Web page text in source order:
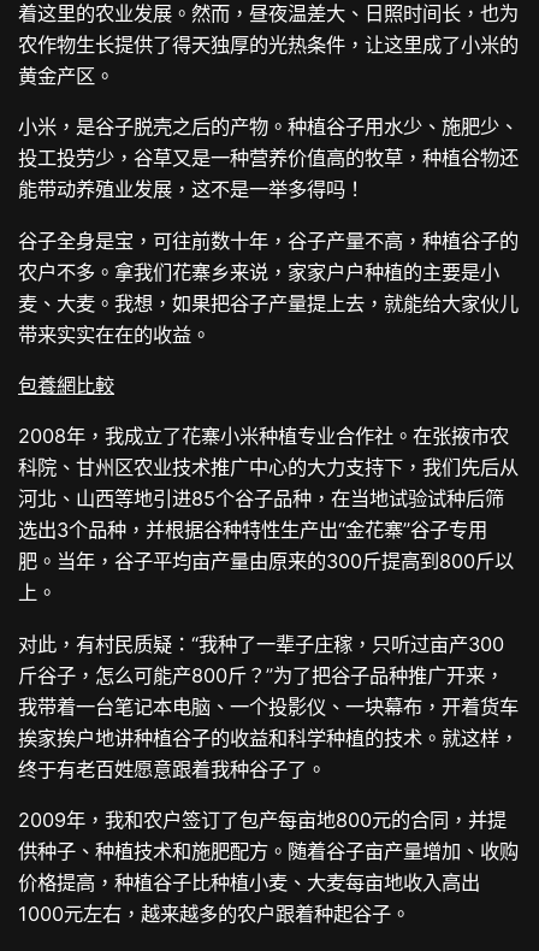
着这里的农业发展。然而，昼夜温差大、日照时间长，也为
农作物生长提供了得天独厚的光热条件，让这里成了小米的
黄金产区。
小米，是谷子脱壳之后的产物。种植谷子用水少、施肥少、
投工投劳少，谷草又是一种营养价值高的牧草，种植谷物还
能带动养殖业发展，这不是一举多得吗！
谷子全身是宝，可往前数十年，谷子产量不高，种植谷子的
农户不多。拿我们花寨乡来说，家家户户种植的主要是小
麦、大麦。我想，如果把谷子产量提上去，就能给大家伙儿
带来实实在在的收益。
包養網比較
2008年，我成立了花寨小米种植专业合作社。在张掖市农
科院、甘州区农业技术推广中心的大力支持下，我们先后从
河北、山西等地引进85个谷子品种，在当地试验试种后筛
选出3个品种，并根据谷种特性生产出“金花寨”谷子专用
肥。当年，谷子平均亩产量由原来的300斤提高到800斤以
上。
对此，有村民质疑：“我种了一辈子庄稼，只听过亩产300
斤谷子，怎么可能产800斤？”为了把谷子品种推广开来，
我带着一台笔记本电脑、一个投影仪、一块幕布，开着货车
挨家挨户地讲种植谷子的收益和科学种植的技术。就这样，
终于有老百姓愿意跟着我种谷子了。
2009年，我和农户签订了包产每亩地800元的合同，并提
供种子、种植技术和施肥配方。随着谷子亩产量增加、收购
价格提高，种植谷子比种植小麦、大麦每亩地收入高出
1000元左右，越来越多的农户跟着种起谷子。